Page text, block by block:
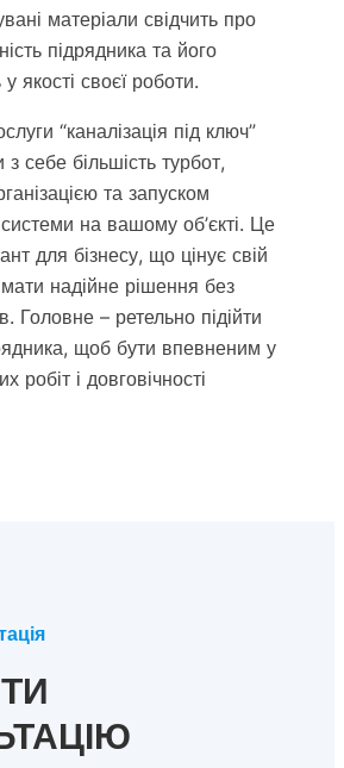
матеріали свідчить про
підрядника та його
якості своєї роботи.
“каналізація під ключ”
себе більшість турбот,
та запуском
системи на вашому об’єкті. Це
для бізнесу, що цінує свій
надійне рішення без
Головне – ретельно підійти
щоб бути впевненим у
робіт і довговічності